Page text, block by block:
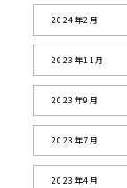
2024年2月
2023年11月
2023年9月
2023年7月
2023年4月